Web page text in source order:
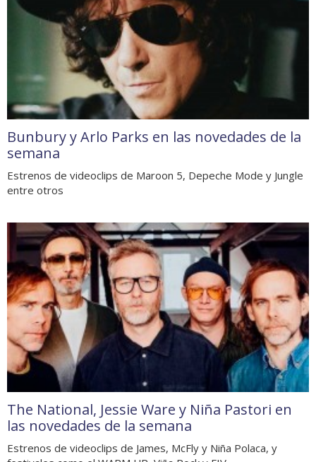
Bunbury y Arlo Parks en las novedades de la
semana
Estrenos de videoclips de Maroon 5, Depeche Mode y Jungle
entre otros
The National, Jessie Ware y Niña Pastori en
las novedades de la semana
Estrenos de videoclips de James, McFly y Niña Polaca, y